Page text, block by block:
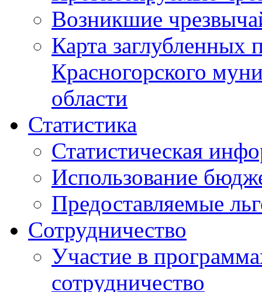
Возникшие
Карта
Красногорского
области
Статистика
Статистическая
Использование
Предоставляемые
Сотрудничество
Участие в
сотрудничество